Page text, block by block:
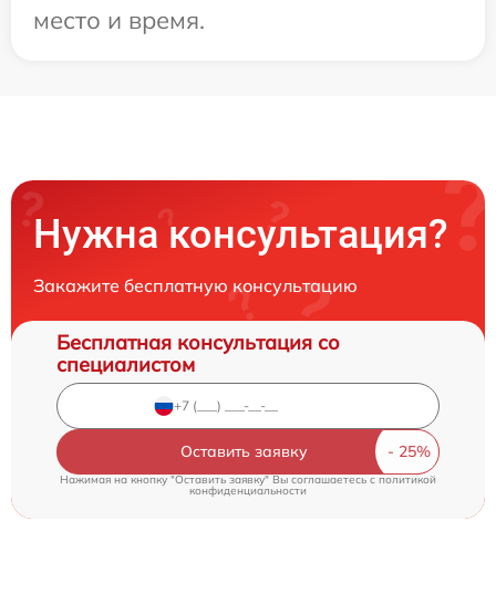
место и время.
Нужна консультация?
Закажите бесплатную консультацию
Бесплатная консультация со
специалистом
Оставить заявку
Нажимая на кнопку "Оставить заявку" Вы соглашаетесь cполитикой
конфиденциальности